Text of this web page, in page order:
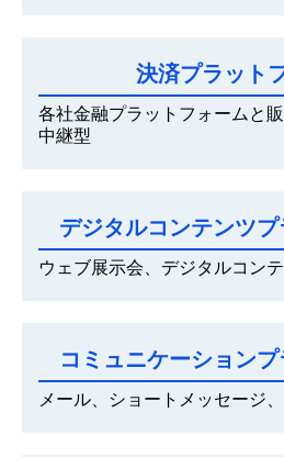
決済プラット
各社金融プラットフォームと
中継型
デジタルコンテンツ
ウェブ展示会、デジタルコン
コミュニケーション
メール、ショートメッセージ